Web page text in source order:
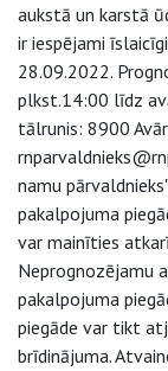
aukstā un karstā
ir iespējami
28.09.2022.
plkst.14:00 līdz
tālrunis: 8900
namu
pakalpojuma
var mainīties
Neprognozējamu
pakalpojuma
piegāde var tikt
brīdinājuma.